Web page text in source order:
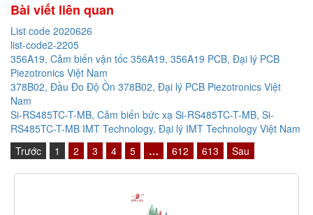
Bài viết liên quan
List code 2020626
list-code2-2205
356A19, Cảm biến vận tốc 356A19, 356A19 PCB, Đại lý PCB
Piezotronics Việt Nam
378B02, Đầu Đo Độ Ồn 378B02, Đại lý PCB Piezotronics Việt
Nam
Si-RS485TC-T-MB, Cảm biến bức xạ Si-RS485TC-T-MB, Si-
RS485TC-T-MB IMT Technology, Đại lý IMT Technology Việt Nam
Trước
1 2 3 4 5 … 612 613 Sau